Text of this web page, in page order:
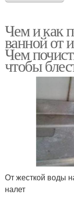
Чем и как
ванной от
Чем
чтобы
От жесткой воды
налет